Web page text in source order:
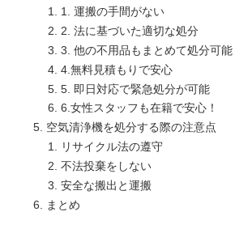
1. 運搬の手間がない
2. 法に基づいた適切な処分
3. 他の不用品もまとめて処分可能
4.無料見積もりで安心
5. 即日対応で緊急処分が可能
6.女性スタッフも在籍で安心！
空気清浄機を処分する際の注意点
リサイクル法の遵守
不法投棄をしない
安全な搬出と運搬
まとめ